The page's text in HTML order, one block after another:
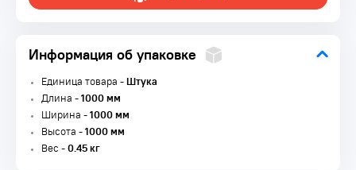
Информация об упаковке
Единица товара -Штука
Длина -1000 мм
Ширина -1000 мм
Высота -1000 мм
Вес -0.45 кг